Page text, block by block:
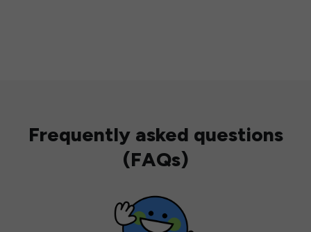
Frequently asked questions
(FAQs)